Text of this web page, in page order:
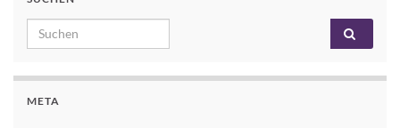
Search for:
META